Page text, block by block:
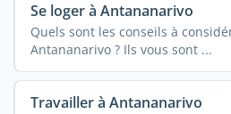
Se loger à Antananarivo
Quels sont les conseils à
Antananarivo ? Ils vous sont ...
Travailler à Antananarivo